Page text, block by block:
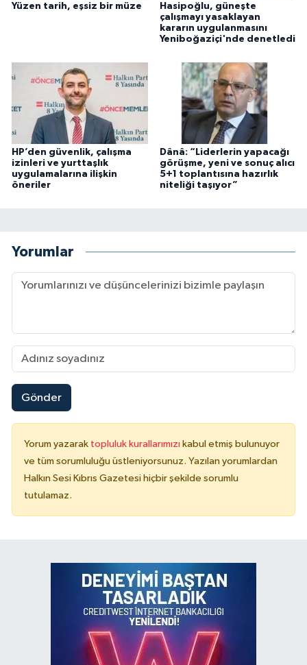
Yüzen tarih, eşsiz bir müze
Hasipoğlu, güneşte
çalışmayı yasaklayan
kararın uygulanmasını
Yeniboğaziçi'nde denetledi
HP’den güvenlik, çalışma
izinleri ve yurttaşlık
uygulamalarına ilişkin
öneriler
Dânâ: “Liderlerin yapacağı
görüşme, yeni ve sonuç alıcı
5+1 toplantısına hazırlık
niteliği taşıyor”
Yorumlar
Gönder
Yorum yazarak topluluk kurallarımızı kabul etmiş bulunuyor
ve tüm sorumluluğu üstleniyorsunuz. Yazılan yorumlardan
Halkın Sesi Kıbrıs Gazetesi hiçbir şekilde sorumlu
tutulamaz.